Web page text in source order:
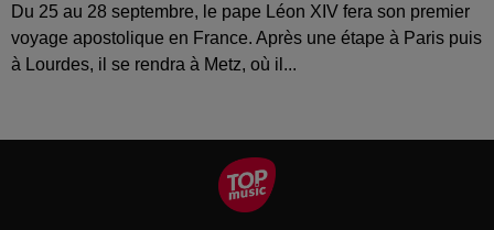
Du 25 au 28 septembre, le pape Léon XIV fera son premier
voyage apostolique en France. Après une étape à Paris puis
à Lourdes, il se rendra à Metz, où il...